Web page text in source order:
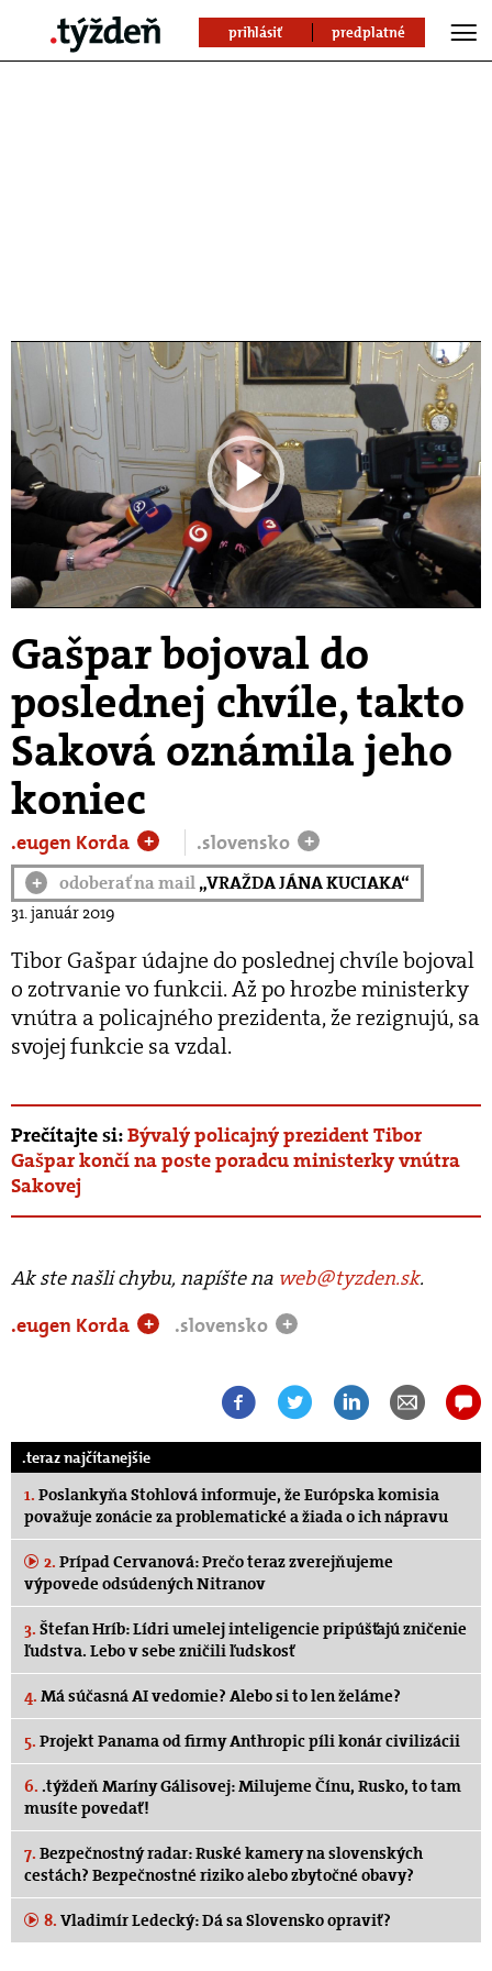
prihlásiť predplatné
Play
Video
Gašpar bojoval do
poslednej chvíle, takto
Saková oznámila jeho
koniec
.eugen Korda + .slovensko +
+ odoberať na mail„VRAŽDA JÁNA KUCIAKA“
31. január 2019
Tibor Gašpar údajne do poslednej chvíle bojoval
o zotrvanie vo funkcii. Až po hrozbe ministerky
vnútra a policajného prezidenta, že rezignujú, sa
svojej funkcie sa vzdal.
Prečítajte si:Bývalý policajný prezident Tibor
Gašpar končí na poste poradcu ministerky vnútra
Sakovej
Ak ste našli chybu, napíšte na web@tyzden.sk.
.eugen Korda
+ .slovensko +
.teraz najčítanejšie
1. Poslankyňa Stohlová informuje, že Európska komisia
považuje zonácie za problematické a žiada o ich nápravu
2. Prípad Cervanová: Prečo teraz zverejňujeme
výpovede odsúdených Nitranov
3. Štefan Hríb: Lídri umelej inteligencie pripúšťajú zničenie
ľudstva. Lebo v sebe zničili ľudskosť
4. Má súčasná AI vedomie? Alebo si to len želáme?
5. Projekt Panama od firmy Anthropic píli konár civilizácii
6. .týždeň Maríny Gálisovej: Milujeme Čínu, Rusko, to tam
musíte povedať!
7. Bezpečnostný radar: Ruské kamery na slovenských
cestách? Bezpečnostné riziko alebo zbytočné obavy?
8. Vladimír Ledecký: Dá sa Slovensko opraviť?